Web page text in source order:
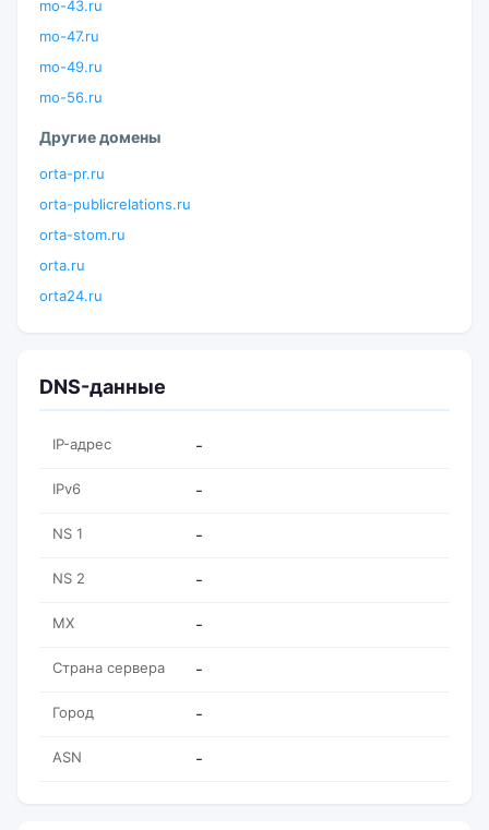
mo-43.ru
mo-47.ru
mo-49.ru
mo-56.ru
Другие домены
orta-pr.ru
orta-publicrelations.ru
orta-stom.ru
orta.ru
orta24.ru
DNS-данные
IP-адрес -
IPv6 -
NS 1 -
NS 2 -
MX -
Страна сервера -
Город -
ASN -